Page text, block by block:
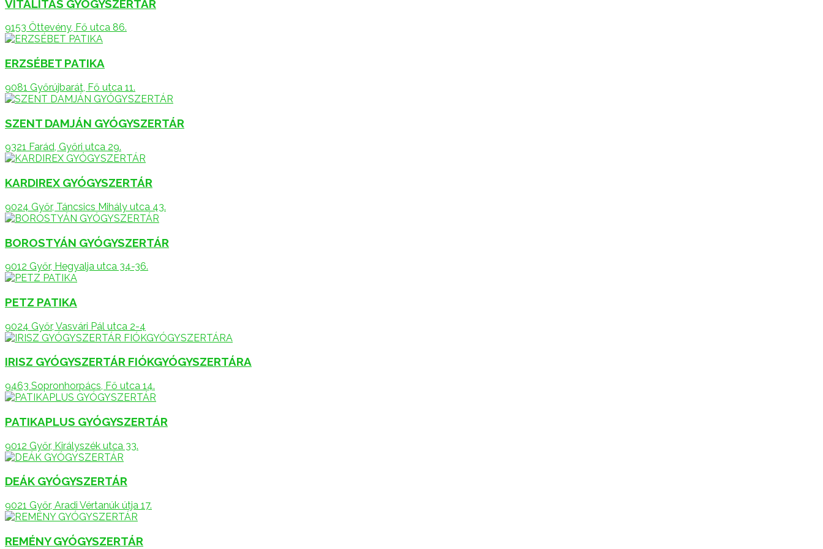
VITALITÁS GYÓGYSZERTÁR
9153 Öttevény, Fő utca 86.
ERZSÉBET PATIKA
9081 Győrújbarát, Fő utca 11.
SZENT DAMJÁN GYÓGYSZERTÁR
9321 Farád, Győri utca 29.
KARDIREX GYÓGYSZERTÁR
9024 Győr, Táncsics Mihály utca 43.
BOROSTYÁN GYÓGYSZERTÁR
9012 Győr, Hegyalja utca 34-36.
PETZ PATIKA
9024 Győr, Vasvári Pál utca 2-4
IRISZ GYÓGYSZERTÁR FIÓKGYÓGYSZERTÁRA
9463 Sopronhorpács, Fő utca 14.
PATIKAPLUS GYÓGYSZERTÁR
9012 Győr, Királyszék utca 33.
DEÁK GYÓGYSZERTÁR
9021 Győr, Aradi Vértanúk útja 17.
REMÉNY GYÓGYSZERTÁR